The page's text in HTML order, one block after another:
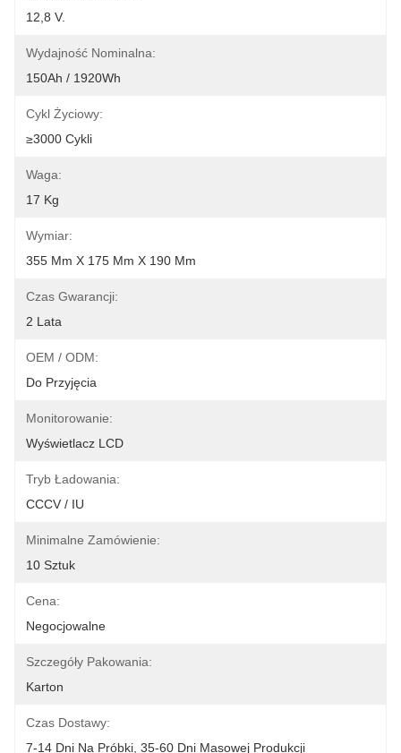
12,8 V.
Wydajność Nominalna:
150Ah / 1920Wh
Cykl Życiowy:
≥3000 Cykli
Waga:
17 Kg
Wymiar:
355 Mm X 175 Mm X 190 Mm
Czas Gwarancji:
2 Lata
OEM / ODM:
Do Przyjęcia
Monitorowanie:
Wyświetlacz LCD
Tryb Ładowania:
CCCV / IU
Minimalne Zamówienie:
10 Sztuk
Cena:
Negocjowalne
Szczegóły Pakowania:
Karton
Czas Dostawy:
7-14 Dni Na Próbki, 35-60 Dni Masowej Produkcji